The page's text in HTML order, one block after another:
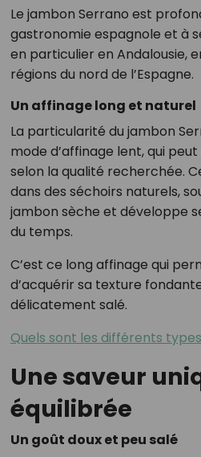
Le jambon Serrano est
gastronomie espagnole et à
en particulier en Andalousie,
régions du nord de l’Espagne.
Un affinage long et naturel
La particularité du jambon
mode d’affinage lent, qui
selon la qualité recherchée.
dans des séchoirs naturels,
jambon sèche et développe
du temps.
C’est ce long affinage qui
d’acquérir sa texture
délicatement salé.
Quels sont les différents
Une saveur
équilibrée
Un goût doux et peu salé